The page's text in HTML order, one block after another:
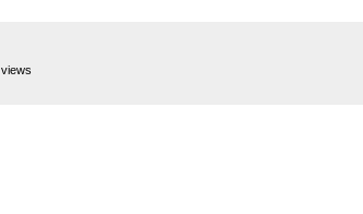
views